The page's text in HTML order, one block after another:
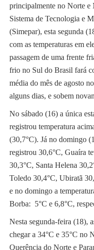
principalmente no Norte e
Sistema de Tecnologia e
(Simepar), esta segunda
com as temperaturas em
passagem de uma frente
frio no Sul do Brasil fará
média do mês de agosto
alguns dias, e sobem
No sábado (16) a única
registrou temperatura
(30,7°C). Já no domingo
registrou 30,6°C, Guaíra
30,3°C, Santa Helena
Toledo 30,4°C, Ubiratã
e no domingo a
Borba: 5°C e 6,8°C,
Nesta segunda-feira (18),
chegar a 34°C e 35°C no
Querência do Norte e